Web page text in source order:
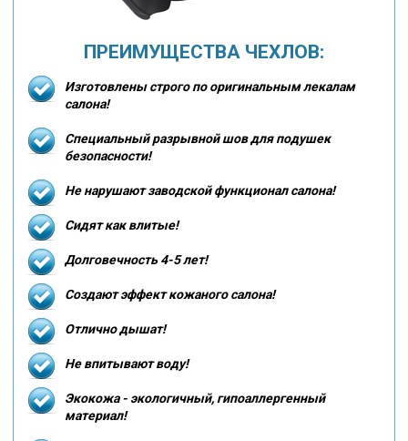
ПРЕИМУЩЕСТВА ЧЕХЛОВ:
Изготовлены строго по оригинальным лекалам
салона!
Специальный разрывной шов для подушек
безопасности!
Не нарушают заводской функционал салона!
Сидят как влитые!
Долговечность 4-5 лет!
Создают эффект кожаного салона!
Отлично дышат!
Не впитывают воду!
Экокожа - экологичный, гипоаллергенный
материал!